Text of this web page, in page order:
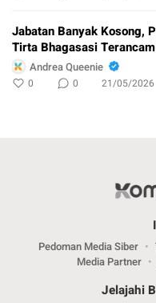
Jabatan Banyak Kosong,
Tirta Bhagasasi
Andrea Queenie
0 0 21/05/2026
Pedoman Media Siber
Media Partner
Jelajahi